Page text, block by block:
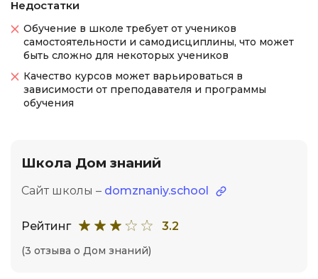
Недостатки
Обучение в школе требует от учеников
самостоятельности и самодисциплины, что может
быть сложно для некоторых учеников
Качество курсов может варьироваться в
зависимости от преподавателя и программы
обучения
Школа Дом знаний
Сайт школы – domznaniy.school
Рейтинг 3.2
(3 отзыва о Дом знаний)